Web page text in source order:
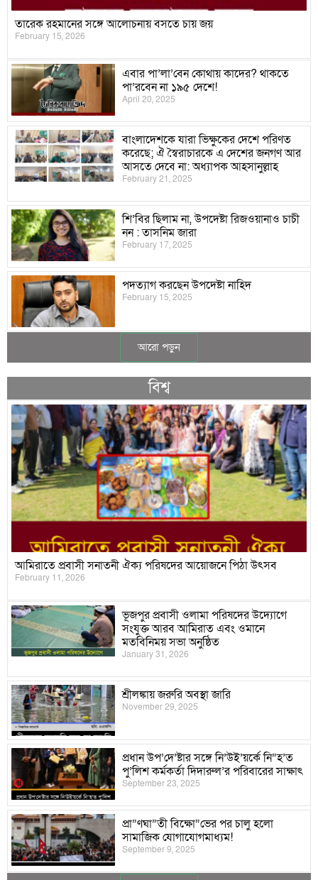
তারেক রহমানের সঙ্গে আলোচনায় বসতে চায় জয়
February 15, 2026
এবার পা’লা’বেন কোথায় কাদের? থাকতে
পা’রবেন না ১৯৫ দেশে!
April 20, 2025
বাংলাদেশকে যারা ভিক্ষুকের দেশে পরিণত
করেছে; ঐ স্বৈরাচারকে এ দেশের জনগণ আর
আসতে দেবে না: অধ্যাপক আহসানুল্লাহ
February 21, 2025
শি’বির ছিলাম না, উপদেষ্টা রিজওয়ানাও চাচী
নন : তাসনিম জারা
February 17, 2025
পদত্যাগ করছেন উপদেষ্টা নাহিদ
February 15, 2025
আরো পড়ুন
বিশ্ব
আমিরাতে প্রবাসী সনাতনী ঐক্য পরিষদের আয়োজনে পিঠা উৎসব
February 11, 2026
ভূজপুর প্রবাসী ওলামা পরিষদের উদ্যোগে
সংযুক্ত আরব আমিরাত এবং ওমানে
মতবিনিময় সভা অনুষ্ঠিত
January 31, 2026
শ্রীলঙ্কায় জরুরি অবস্থা জারি
November 29, 2025
প্রধান উপ’দে’ষ্টার সঙ্গে নি’উই’য়র্কে নি”হ’ত
পু’লিশ কর্মকর্তা দিদারুল’র পরিবারের সাক্ষাৎ
September 23, 2025
প্রা”ণঘা”তী বিক্ষো”ভের পর চালু হলো
সামাজিক যোগাযোগমাধ্যম!
September 9, 2025